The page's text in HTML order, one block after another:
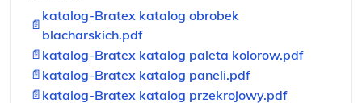
📄
katalog-Bratex katalog obrobek
blacharskich.pdf
📄 katalog-Bratex katalog paleta kolorow.pdf
📄 katalog-Bratex katalog paneli.pdf
📄 katalog-Bratex katalog przekrojowy.pdf